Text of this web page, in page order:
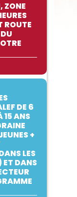
ZONE
ROUTE
DE 6
15 ANS
+
LES
ET DANS